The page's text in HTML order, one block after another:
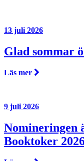
13 juli 2026
Glad sommar
Läs mer
9 juli 2026
Nomineringen
Booktoker